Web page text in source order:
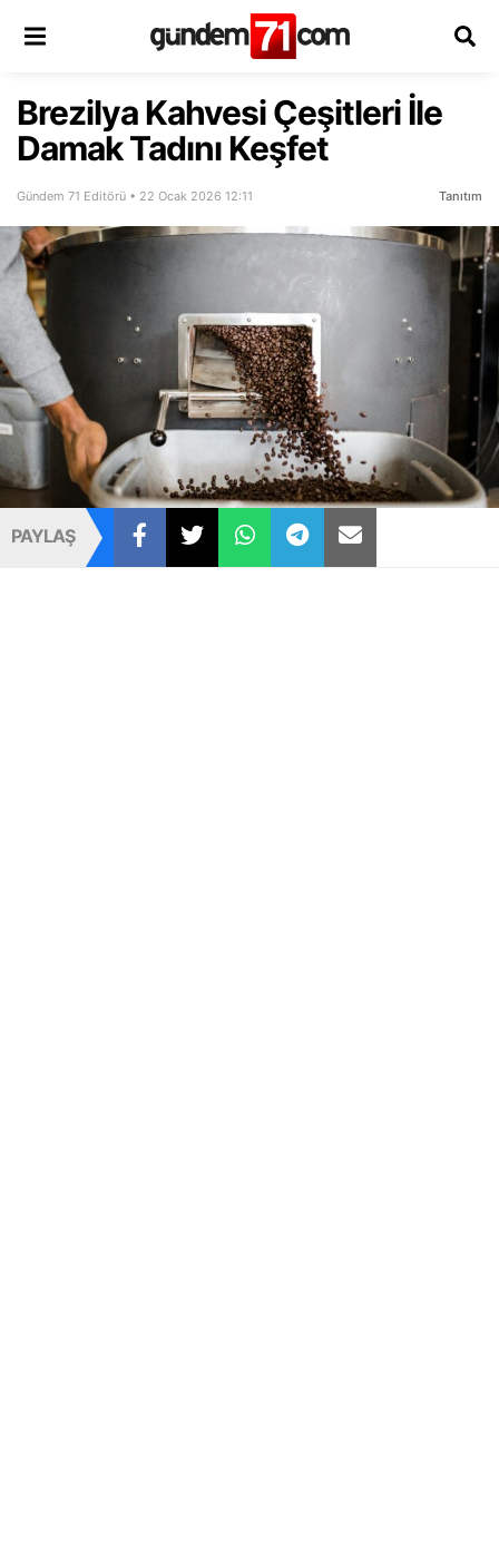
Brezilya Kahvesi Çeşitleri İle
Damak Tadını Keşfet
Gündem 71 Editörü • 22 Ocak 2026 12:11 Tanıtım
PAYLAŞ